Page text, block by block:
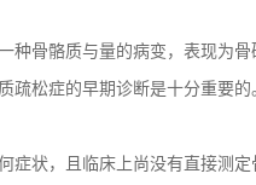
种骨骼质与量的病变，表现为
疏松症的早期诊断是十分重要的
症状，且临床上尚没有直接测